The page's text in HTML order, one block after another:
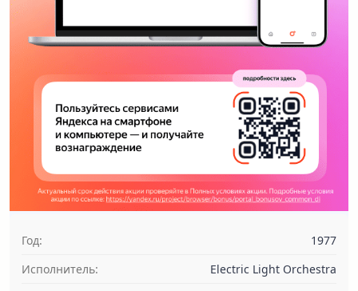
Год:
1977
Исполнитель:
Electric Light Orchestra